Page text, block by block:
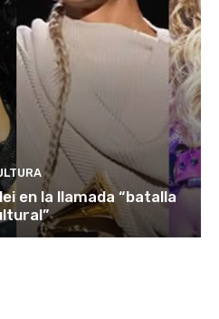
en la llamada “batalla